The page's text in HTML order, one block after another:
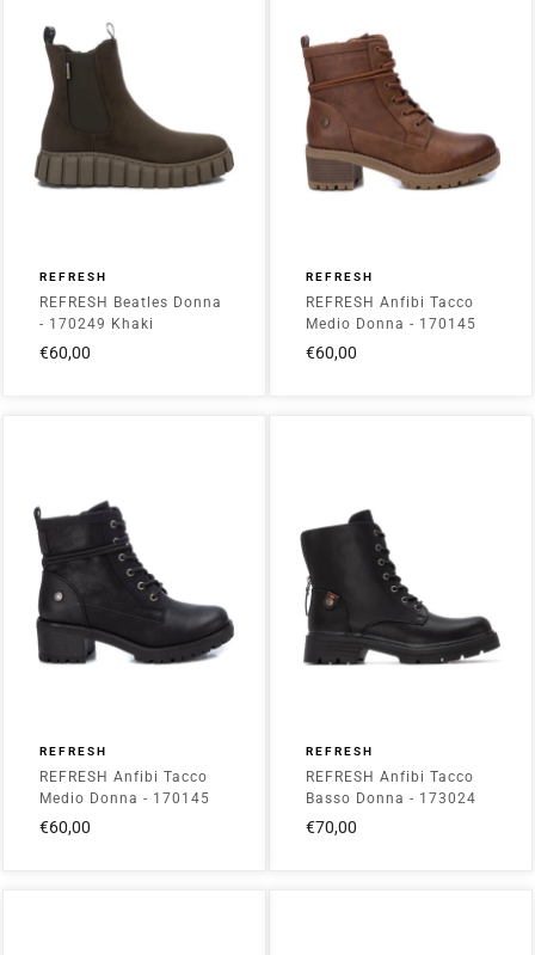
REFRESH
REFRESH Beatles Donna
- 170249 Khaki
€60,00
REFRESH
REFRESH Anfibi Tacco
Medio Donna - 170145
Camel
€60,00
REFRESH
REFRESH Anfibi Tacco
Medio Donna - 170145
Nero
€60,00
REFRESH
REFRESH Anfibi Tacco
Basso Donna - 173024
Nero
€70,00